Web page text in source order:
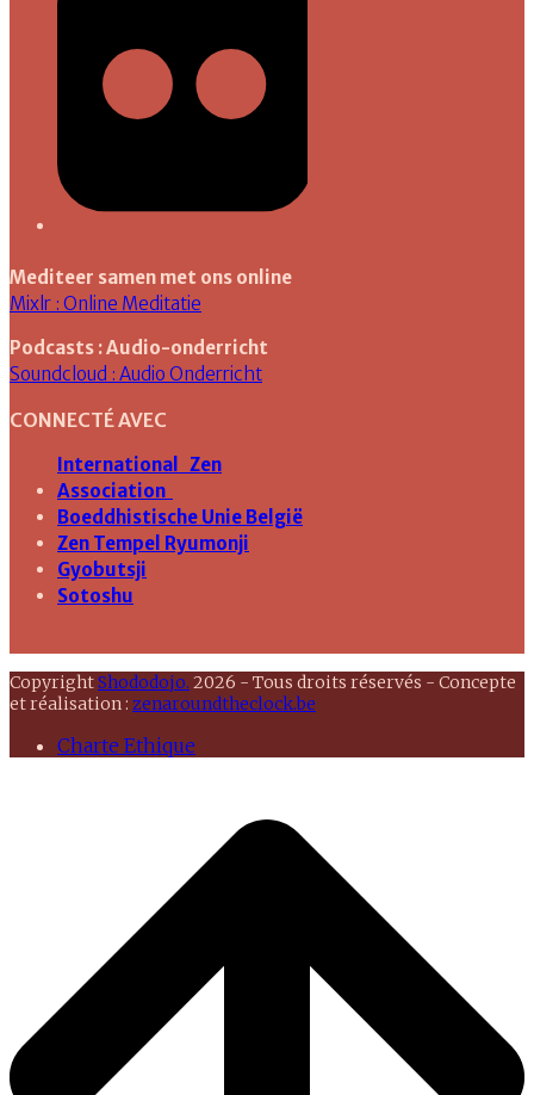
Mediteer samen met ons online
Mixlr : Online Meditatie
Podcasts : Audio-onderricht
Soundcloud : Audio Onderricht
CONNECTÉ AVEC
International Zen
Association
Boeddhistische Unie België
Zen Tempel Ryumonji
Gyobutsji
Sotoshu
CopyrightShododojo. 2026 - Tous droits réservés - Concepte
et réalisation : zenaroundtheclock.be
Charte Ethique